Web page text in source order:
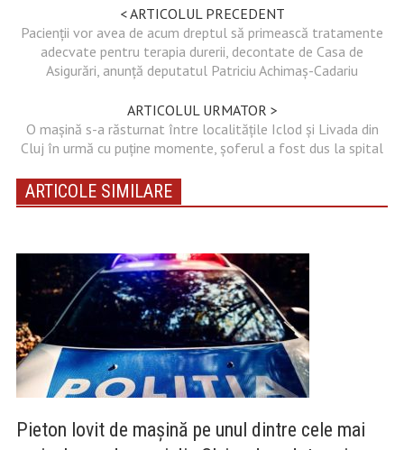
< ARTICOLUL PRECEDENT
Pacienții vor avea de acum dreptul să primească tratamente
adecvate pentru terapia durerii, decontate de Casa de
Asigurări, anunță deputatul Patriciu Achimaș-Cadariu
ARTICOLUL URMATOR >
O mașină s-a răsturnat între localitățile Iclod și Livada din
Cluj în urmă cu puține momente, șoferul a fost dus la spital
ARTICOLE SIMILARE
Pieton lovit de mașină pe unul dintre cele mai